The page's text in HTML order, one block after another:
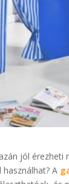
jól érezheti
A